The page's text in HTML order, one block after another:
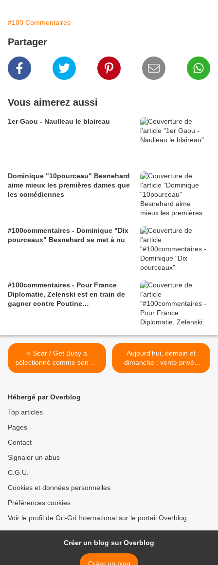
#100 Commentaires
Partager
Vous aimerez aussi
1er Gaou - Naulleau le blaireau
Dominique "10pourceau" Besnehard
aime mieux les premières dames que
les comédiennes
#100commentaires - Dominique "Dix
pourceaux" Besnehard se met à nu
#100commentaires - Pour France
Diplomatie, Zelenski est en train de
gagner contre Poutine…
< Sear / Get Busy a
sélectionné comme son du
jour...
Aujourd'hui, demain et
dimanche : vente privée
Sadio Bee >
Hébergé par Overblog
Top articles
Pages
Contact
Signaler un abus
C.G.U.
Cookies et données personnelles
Préférences cookies
Voir le profil de Gri-Gri International sur le portail Overblog
Créer un blog sur Overblog